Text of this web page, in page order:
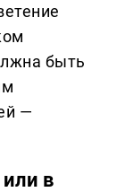
быть
—
в